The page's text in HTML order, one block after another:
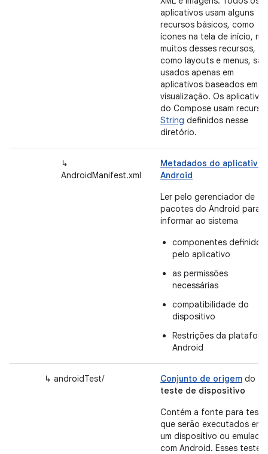
aplicativos usam alguns
recursos básicos, como
ícones na tela de início,
muitos desses recursos,
como layouts e menus, são
usados apenas em
aplicativos baseados em
visualização. Os aplicativos
do Compose usam
String definidos nesse
diretório.
↳
AndroidManifest.xml
Metadados do aplicativo
Android
Ler pelo gerenciador de
pacotes do Android para
informar ao sistema
componentes definidos
pelo aplicativo
as permissões
necessárias
compatibilidade do
dispositivo
Restrições da
Android
↳ androidTest/ Conjunto de origem do
teste de dispositivo
Contém a fonte para
que serão executados em
um dispositivo ou emulador
com Android. Esses testes